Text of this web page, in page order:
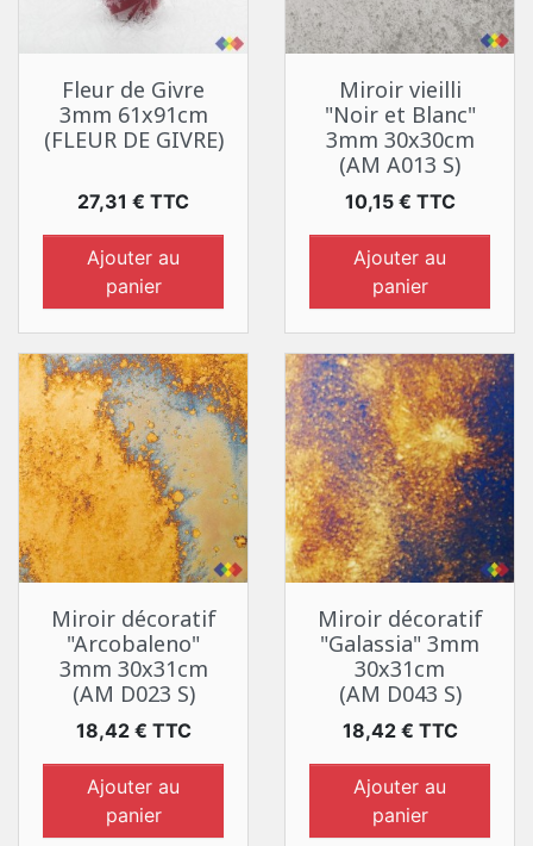
Fleur de Givre
3mm 61x91cm
(FLEUR DE GIVRE)
Prix
27,31 € TTC
Ajouter au
panier
Miroir vieilli
"Noir et Blanc"
3mm 30x30cm
(AM A013 S)
Prix
10,15 € TTC
Ajouter au
panier
Miroir décoratif
"Arcobaleno"
3mm 30x31cm
(AM D023 S)
Prix
18,42 € TTC
Ajouter au
panier
Miroir décoratif
"Galassia" 3mm
30x31cm
(AM D043 S)
Prix
18,42 € TTC
Ajouter au
panier